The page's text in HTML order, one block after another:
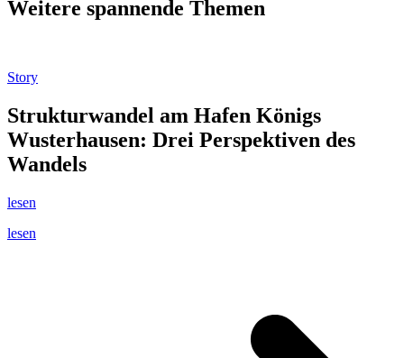
Weitere spannende Themen
Story
Strukturwandel am Hafen Königs
Wusterhausen: Drei Perspektiven des
Wandels
lesen
lesen